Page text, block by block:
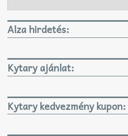
Alza hirdetés:
Kytary ajánlat:
Kytary kedvezmény kupon: